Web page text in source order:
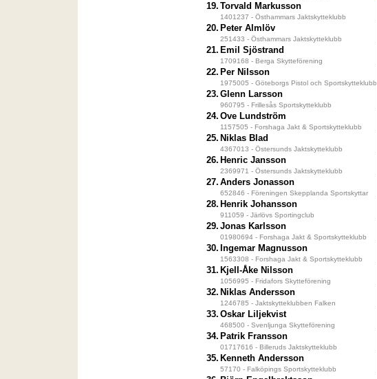
19. Torvald Markusson
1401237 - Östhammars Jaktskytteklubb
20. Peter Almlöv
251433 - Östhammars Jaktskytteklubb
21. Emil Sjöstrand
1709168 - Berga Skytteförening
22. Per Nilsson
1975005 - Göteborgs Pistol och Sportskytteklubb
23. Glenn Larsson
960795 - Frillesås Sportskytteklubb
24. Ove Lundström
1157505 - Forshaga Jakt & Sportskytteklubb
25. Niklas Blad
4367013 - Östersunds Jaktskytteklubb
26. Henric Jansson
2369971 - Östersunds Jaktskytteklubb
27. Anders Jonasson
652846 - Föreningen Skepplanda Sportskyttar
28. Henrik Johansson
911059 - Järlövs Sportingclub
29. Jonas Karlsson
01980694 - Forshaga Jakt & Sportskytteklubb
30. Ingemar Magnusson
1563308 - Forshaga Jakt & Sportskytteklubb
31. Kjell-Åke Nilsson
1056995 - Fridafors Skytteförening
32. Niklas Andersson
1246785 - Jaktskytteklubben Falken
33. Oskar Liljekvist
468500 - Svenljunga Skytteförening
34. Patrik Fransson
01717616 - Billeruds Jaktskytteklubb
35. Kenneth Andersson
57170 - Falköpings Sportskytteklubb